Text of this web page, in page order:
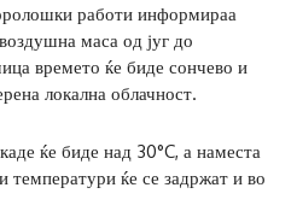
работи информираа
маса од југ до
времето ќе биде сончево и
локална облачност.
ќе биде над 30°C, а наместа
температури ќе се задржат и во